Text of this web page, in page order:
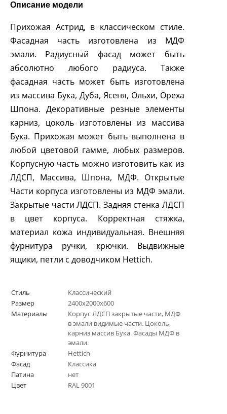
Описание модели
Прихожая Астрид, в классическом стиле.
Фасадная часть изготовлена из МДФ
эмали. Радиусный фасад может быть
абсолютно любого радиуса. Также
фасадная часть может быть изготовлена
из массива Бука, Дуба, Ясеня, Ольхи, Ореха
Шпона. Декоративные резные элементы
карниз, цоколь изготовлены из массива
Бука. Прихожая может быть выполнена в
любой цветовой гамме, любых размеров.
Корпусную часть можно изготовить как из
ЛДСП, Массива, Шпона, МДФ. Открытые
Части корпуса изготовлены из МДФ эмали.
Закрытые части ЛДСП. Задняя стенка ЛДСП
в цвет корпуса. Корректная стяжка,
материал кожа индивидуальная. Внешняя
фурнитура ручки, крючки. Выдвижные
ящики, петли с доводчиком Hettich.
Стиль
Классический
Размер
2400х2000х600
Материалы
Корпус ЛДСП закрытые части, МДФ
в эмали видимые части. Цоколь,
карниз массив Бука. Фасады МДФ в
эмали.
Фурнитура
Hettich
Фасад
Классика
Патина
нет
Цвет
RAL 9001